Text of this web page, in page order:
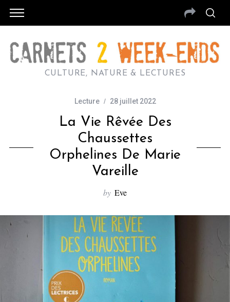
CULTURE, NATURE & LECTURES
Lecture 28 juillet 2022
La Vie Rêvée Des
Chaussettes
Orphelines De Marie
Vareille
by Eve